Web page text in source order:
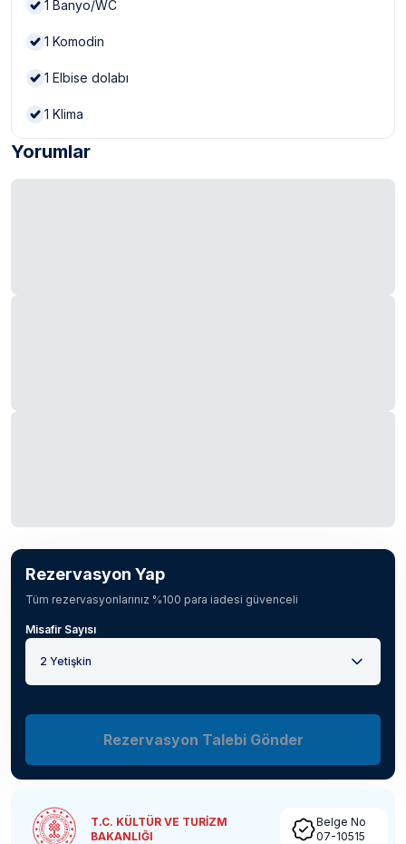
1 Banyo/WC
1 Komodin
1 Elbise dolabı
1 Klima
Yorumlar
Rezervasyon Yap
Tüm rezervasyonlarınız %100 para iadesi güvenceli
Misafir Sayısı
2 Yetişkin
Rezervasyon Talebi Gönder
T.C. KÜLTÜR VE TURİZM
BAKANLIĞI
Belge No
07-10515